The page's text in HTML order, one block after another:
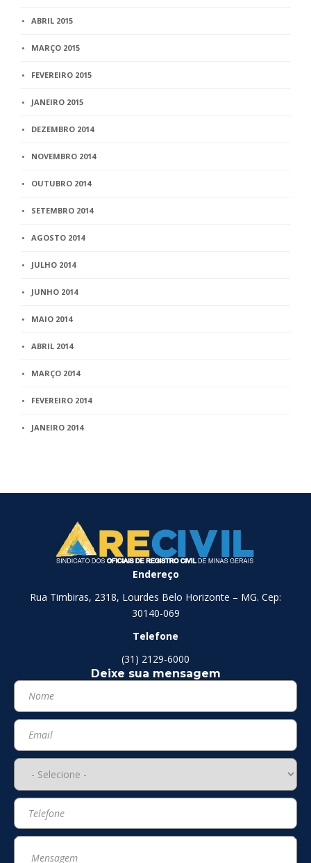
ABRIL 2015
MARÇO 2015
FEVEREIRO 2015
JANEIRO 2015
DEZEMBRO 2014
NOVEMBRO 2014
OUTUBRO 2014
SETEMBRO 2014
AGOSTO 2014
JULHO 2014
JUNHO 2014
MAIO 2014
ABRIL 2014
MARÇO 2014
FEVEREIRO 2014
JANEIRO 2014
Endereço
Rua Timbiras, 2318, Lourdes Belo Horizonte – MG. Cep:
30140-069
Telefone
(31) 2129-6000
Deixe sua mensagem